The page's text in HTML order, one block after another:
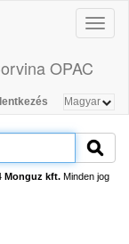
OPAC
Monguz kft.Minden jog